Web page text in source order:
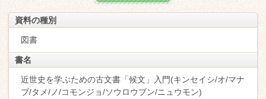
資料の種別
図書
書名
近世史を学ぶための古文書「候文」入門(キンセイシ/オ/マナ
ブ/タメ/ノ/コモンジョ/ソウロウブン/ニュウモン)